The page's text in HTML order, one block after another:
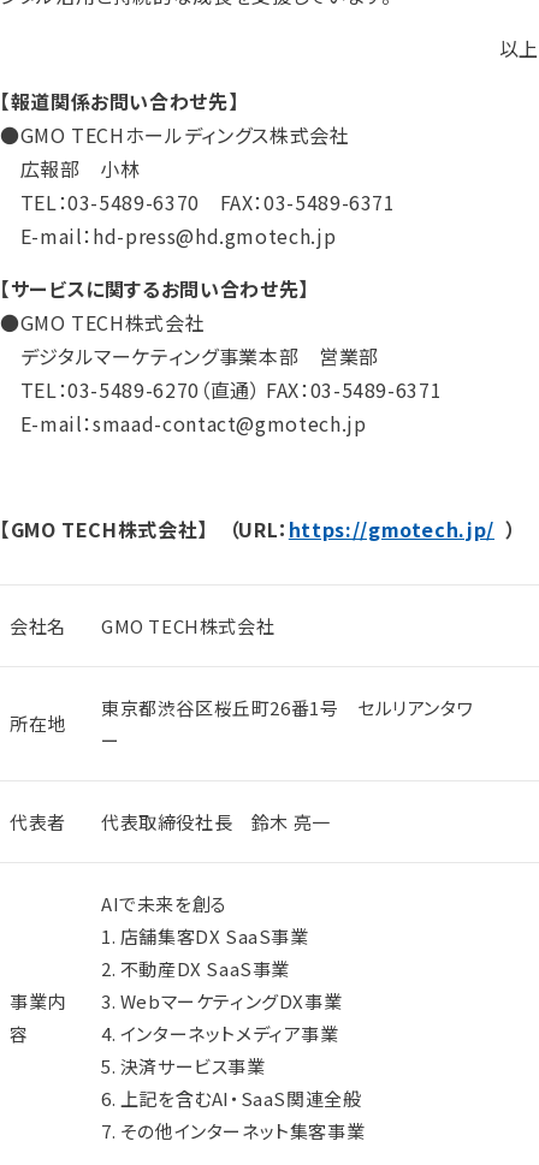
以上
【報道関係お問い合わせ先】
●GMO TECHホールディングス株式会社
広報部 小林
TEL：03-5489-6370 FAX：03-5489-6371
E-mail：hd-press@hd.gmotech.jp
【サービスに関するお問い合わせ先】
●GMO TECH株式会社
デジタルマーケティング事業本部 営業部
TEL：03-5489-6270（直通） FAX：03-5489-6371
E-mail：smaad-contact@gmotech.jp
【GMO TECH株式会社】 （URL： https://gmotech.jp/ ）
会社名 GMO TECH株式会社
所在地
東京都渋谷区桜丘町26番1号 セルリアンタワ
ー
代表者 代表取締役社長 鈴木 亮一
事業内
容
AIで未来を創る
1. 店舗集客DX SaaS事業
2. 不動産DX SaaS事業
3. WebマーケティングDX事業
4. インターネットメディア事業
5. 決済サービス事業
6. 上記を含むAI・SaaS関連全般
7. その他インターネット集客事業